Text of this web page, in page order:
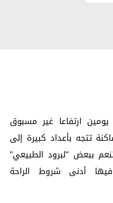
ارتفاعا غير مسبوق
تتجه بأعداد كبيرة إلى
ببعض “لبرود الطبيعي”
أدنى شروط الراحة